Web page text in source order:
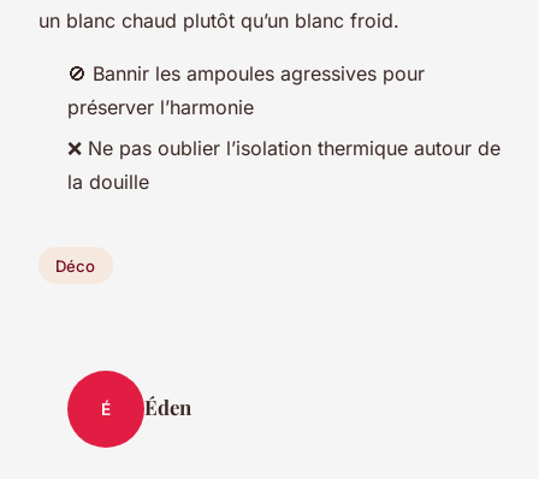
un blanc chaud plutôt qu’un blanc froid.
🚫 Bannir les ampoules agressives pour
préserver l’harmonie
❌ Ne pas oublier l’isolation thermique autour de
la douille
Déco
É Éden